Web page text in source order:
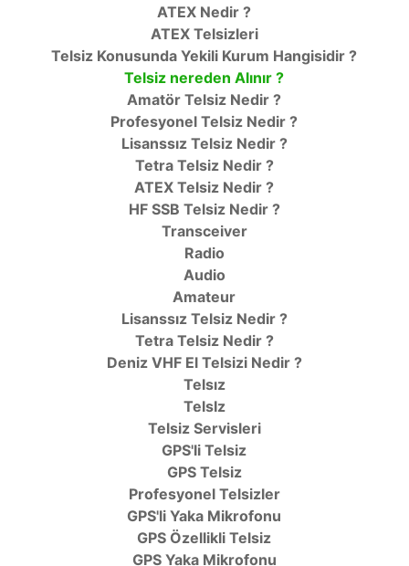
ATEX Nedir ?
ATEX Telsizleri
Telsiz Konusunda Yekili Kurum Hangisidir ?
Telsiz nereden Alınır ?
Amatör Telsiz Nedir ?
Profesyonel Telsiz Nedir ?
Lisanssız Telsiz Nedir ?
Tetra Telsiz Nedir ?
ATEX Telsiz Nedir ?
HF SSB Telsiz Nedir ?
Transceiver
Radio
Audio
Amateur
Lisanssız Telsiz Nedir ?
Tetra Telsiz Nedir ?
Deniz VHF El Telsizi Nedir ?
Telsız
TelsIz
Telsiz Servisleri
GPS'li Telsiz
GPS Telsiz
Profesyonel Telsizler
GPS'li Yaka Mikrofonu
GPS Özellikli Telsiz
GPS Yaka Mikrofonu